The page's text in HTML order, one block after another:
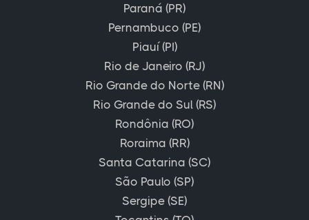
Paraná (PR)
Pernambuco (PE)
Piauí (PI)
Rio de Janeiro (RJ)
Rio Grande do Norte (RN)
Rio Grande do Sul (RS)
Rondônia (RO)
Roraima (RR)
Santa Catarina (SC)
São Paulo (SP)
Sergipe (SE)